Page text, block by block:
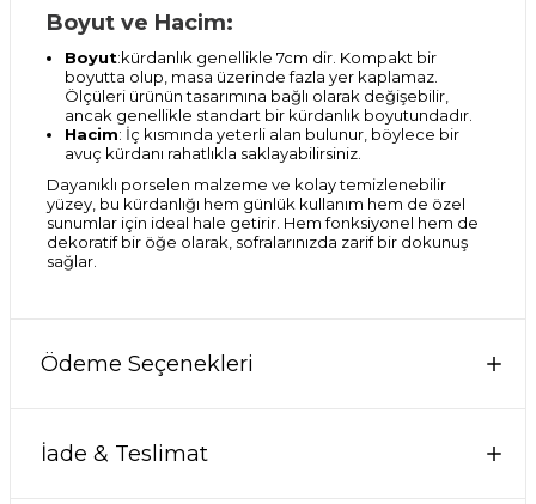
Boyut ve Hacim:
Boyut:kürdanlık genellikle 7cm dir. Kompakt bir
boyutta olup, masa üzerinde fazla yer kaplamaz.
Ölçüleri ürünün tasarımına bağlı olarak değişebilir,
ancak genellikle standart bir kürdanlık boyutundadır.
Hacim: İç kısmında yeterli alan bulunur, böylece bir
avuç kürdanı rahatlıkla saklayabilirsiniz.
Dayanıklı porselen malzeme ve kolay temizlenebilir
yüzey, bu kürdanlığı hem günlük kullanım hem de özel
sunumlar için ideal hale getirir. Hem fonksiyonel hem de
dekoratif bir öğe olarak, sofralarınızda zarif bir dokunuş
sağlar.
Ödeme Seçenekleri
İade & Teslimat